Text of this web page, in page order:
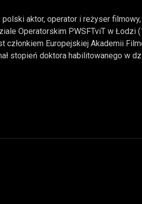
aktor, operator i reżyser
Operatorskim PWSFTviT w Łodzi
członkiem Europejskiej Akademii
stopień doktora habilitowanego w